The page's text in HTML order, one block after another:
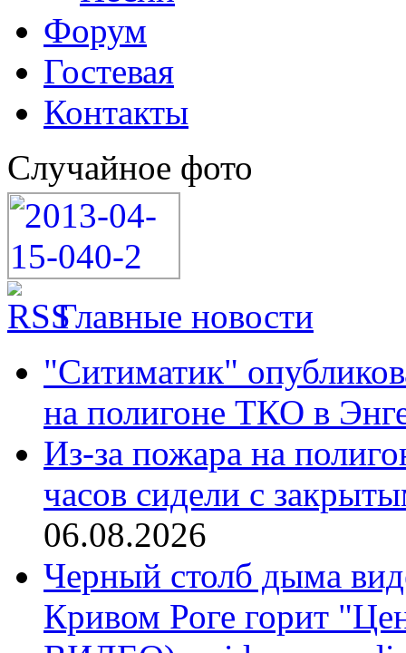
Форум
Гостевая
Контакты
Случайное фото
Главные новости
"Ситиматик"
на полигоне ТКО в
Из-за пожара на
часов сидели с
06.08.2026
Черный столб дыма
Кривом Роге горит